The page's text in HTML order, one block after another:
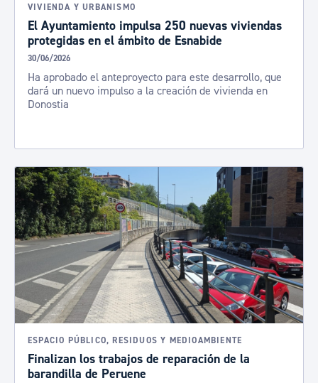
VIVIENDA Y URBANISMO
El Ayuntamiento impulsa 250 nuevas viviendas
protegidas en el ámbito de Esnabide
30/06/2026
Ha aprobado el anteproyecto para este desarrollo, que
dará un nuevo impulso a la creación de vivienda en
Donostia
ESPACIO PÚBLICO, RESIDUOS Y MEDIOAMBIENTE
Finalizan los trabajos de reparación de la
barandilla de Peruene